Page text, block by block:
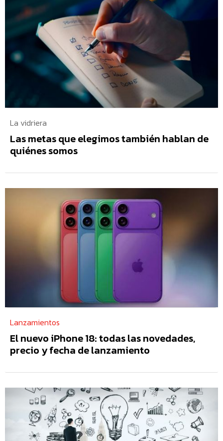
La vidriera
Las metas que elegimos también hablan de
quiénes somos
Lanzamientos
El nuevo iPhone 18: todas las novedades,
precio y fecha de lanzamiento